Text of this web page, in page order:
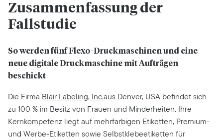
Zusammenfassung der
Fallstudie
So werden fünf Flexo-Druckmaschinen und eine
neue digitale Druckmaschine mit Aufträgen
beschickt
Die Firma Blair Labeling, Inc.aus Denver, USA befindet sich
zu 100 % im Besitz von Frauen und Minderheiten. Ihre
Kernkompetenz liegt auf mehrfarbigen Etiketten, Premium-
und Werbe-Etiketten sowie Selbstklebeetiketten für